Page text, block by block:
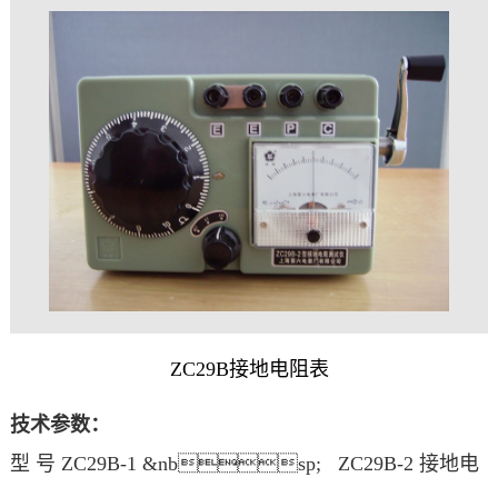
ZC29B接地电阻表
技术参数：
型 号 ZC29B-1 &nbsp; ZC29B-2 接地电